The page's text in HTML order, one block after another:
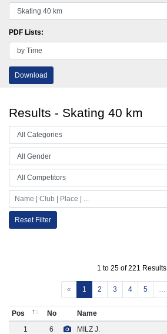
PDF Lists:
Download
Results - Skating 40 km
Reset Filter
1 to 25 of 221 Results
« 1 2 3 4 5
Pos No Name
1
6 MILZ J.